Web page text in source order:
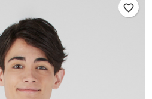
favorite_border